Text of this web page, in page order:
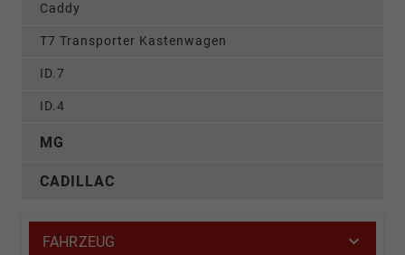
Caddy
T7 Transporter Kastenwagen
ID.7
ID.4
MG
CADILLAC
FAHRZEUG